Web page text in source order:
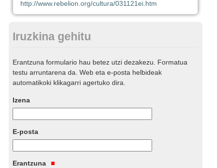
http://www.rebelion.org/cultura/031121ei.htm
Iruzkina gehitu
Erantzuna formulario hau betez utzi dezakezu. Formatua
testu arruntarena da. Web eta e-posta helbideak
automatikoki klikagarri agertuko dira.
Izena
E-posta
Erantzuna